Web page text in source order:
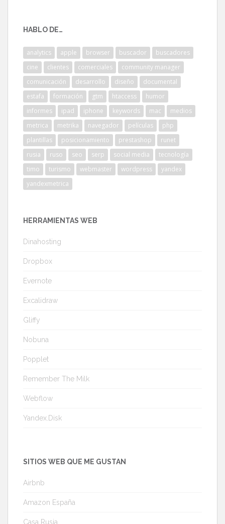
HABLO DE…
analytics apple browser buscador
buscadores
cine
clientes comerciales
community manager
comunicación
desarrollo diseño
documental
estafa
formación gtm htaccess
humor
informes
ipad iphone keywords mac
medios
metrica
metrika navegador películas
php
plantillas
posicionamiento prestashop
runet
rusia
ruso seo serp social media
tecnología
timo
turismo webmaster wordpress
yandex
yandexmetrica
HERRAMIENTAS WEB
Dinahosting
Dropbox
Evernote
Excalidraw
Gliffy
Nobuna
Popplet
Remember The Milk
Webflow
Yandex.Disk
SITIOS WEB QUE ME GUSTAN
Airbnb
Amazon España
Casa Rusia